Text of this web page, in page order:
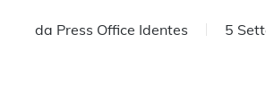
da Press Office Identes 5